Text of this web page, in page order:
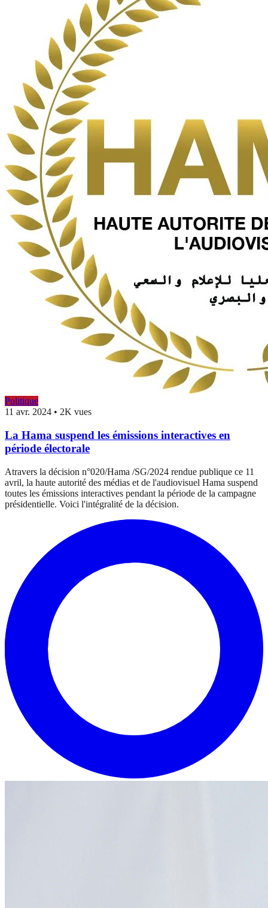
Politique
11 avr. 2024 • 2K vues
La Hama suspend les émissions interactives en
période électorale
Atravers la décision n°020/Hama /SG/2024 rendue publique ce 11
avril, la haute autorité des médias et de l'audiovisuel Hama suspend
toutes les émissions interactives pendant la période de la campagne
présidentielle. Voici l'intégralité de la décision.